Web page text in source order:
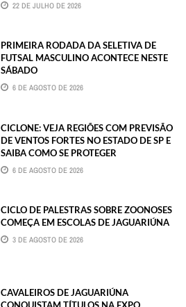
22 DE JULHO DE 2026
PRIMEIRA RODADA DA SELETIVA DE
FUTSAL MASCULINO ACONTECE NESTE
SÁBADO
6 DE AGOSTO DE 2026
CICLONE: VEJA REGIÕES COM PREVISÃO
DE VENTOS FORTES NO ESTADO DE SP E
SAIBA COMO SE PROTEGER
6 DE AGOSTO DE 2026
CICLO DE PALESTRAS SOBRE ZOONOSES
COMEÇA EM ESCOLAS DE JAGUARIÚNA
3 DE AGOSTO DE 2026
CAVALEIROS DE JAGUARIÚNA
CONQUISTAM TÍTULOS NA EXPO